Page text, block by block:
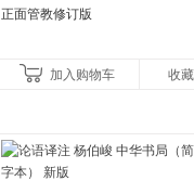
正面管教修订版
加入购物车 收藏